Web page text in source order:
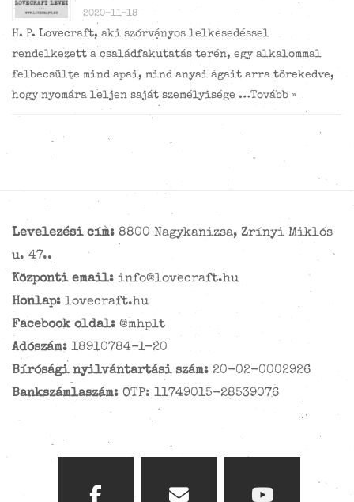
2020-11-18
H. P. Lovecraft, aki szórványos lelkesedéssel
rendelkezett a családfakutatás terén, egy alkalommal
felbecsülte mind apai, mind anyai ágait arra törekedve,
hogy nyomára leljen saját személyisége …Tovább »
Levelezési cím: 8800 Nagykanizsa, Zrínyi Miklós
u. 47..
Központi email: info@lovecraft.hu
Honlap: lovecraft.hu
Facebook oldal: @mhplt
Adószám: 18910784-1-20
Bírósági nyilvántartási szám: 20-02-0002926
Bankszámlaszám: OTP: 11749015-28539076